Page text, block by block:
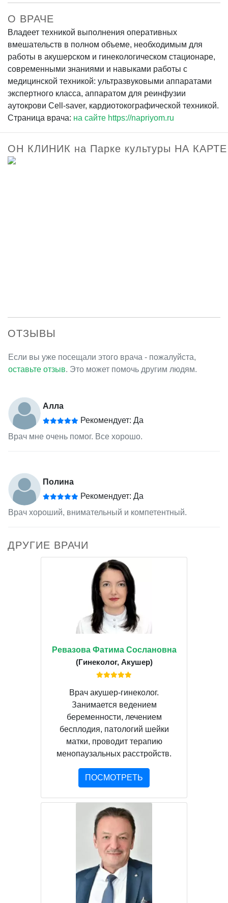
О ВРАЧЕ
Владеет техникой выполнения оперативных
вмешательств в полном объеме, необходимым для
работы в акушерском и гинекологическом стационаре,
современными знаниями и навыками работы с
медицинской техникой: ультразвуковыми аппаратами
экспертного класса, аппаратом для реинфузии
аутокрови Cell-saver, кардиотокографической техникой.
Страница врача: на сайте https://napriyom.ru
ОН КЛИНИК на Парке культуры НА КАРТЕ
ОТЗЫВЫ
Если вы уже посещали этого врача - пожалуйста,
оставьте отзыв. Это может помочь другим людям.
Алла
Рекомендует: Да
Врач мне очень помог. Все хорошо.
Полина
Рекомендует: Да
Врач хороший, внимательный и компетентный.
ДРУГИЕ ВРАЧИ
Ревазова Фатима Сослановна
(Гинеколог, Акушер)
Врач акушер-гинеколог.
Занимается ведением
беременности, лечением
бесплодия, патологий шейки
матки, проводит терапию
менопаузальных расстройств.
ПОСМОТРЕТЬ